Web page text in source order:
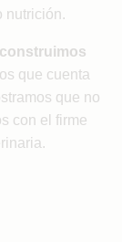
que cuenta
que no
con el firme